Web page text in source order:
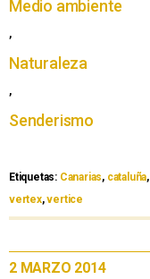
Medio ambiente
,
Naturaleza
,
Senderismo
Etiquetas: Canarias, cataluña,
vertex,vertice
2 MARZO 2014